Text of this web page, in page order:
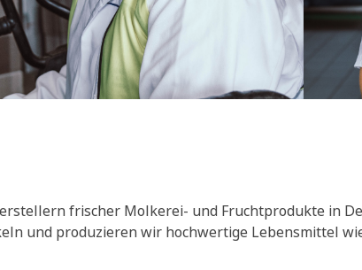
frischer Molkerei- und Fruchtprodukte in
und produzieren wir hochwertige Lebensmittel